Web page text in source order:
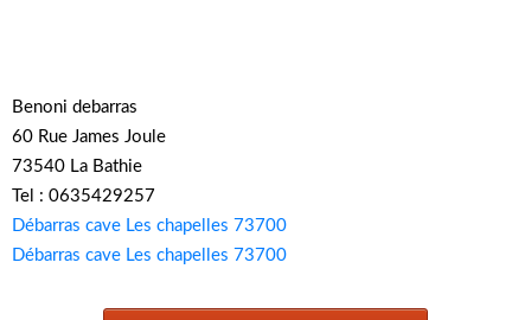
Benoni debarras
60 Rue James Joule
73540 La Bathie
Tel : 0635429257
Débarras cave Les chapelles 73700
Débarras cave Les chapelles 73700